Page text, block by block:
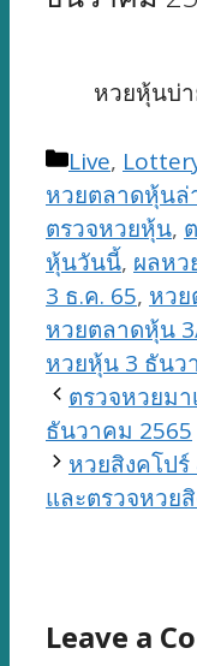
หวยหุ้นบ่
Categories
Live,
หวยตลาดหุ้นล่
ตรวจหวยหุ้น,
หุ้นวันนี้, ผลห
3 ธ.ค. 65, หว
หวยตลาดหุ้น
หวยหุ้น 3 ธันว
ตรวจหวยม
ธันวาคม 2565
หวยสิงคโป
และตรวจหวย
Leave a